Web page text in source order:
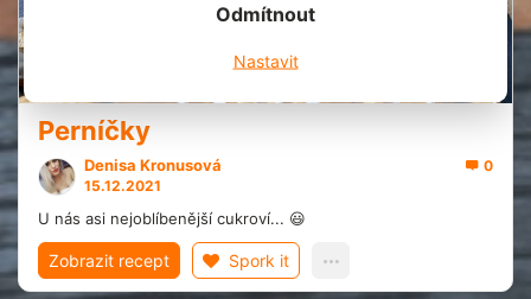
Odmítnout
Nastavit
Perníčky
0
Denisa Kronusová
15.12.2021
U nás asi nejoblíbenější cukroví... 😃
Zobrazit recept Spork it